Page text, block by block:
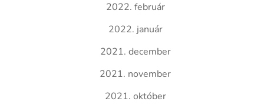
2022. február
2022. január
2021. december
2021. november
2021. október